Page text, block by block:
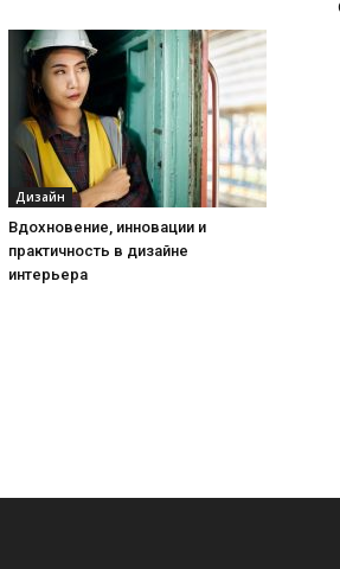
Дизайн
Вдохновение, инновации и
практичность в дизайне
интерьера